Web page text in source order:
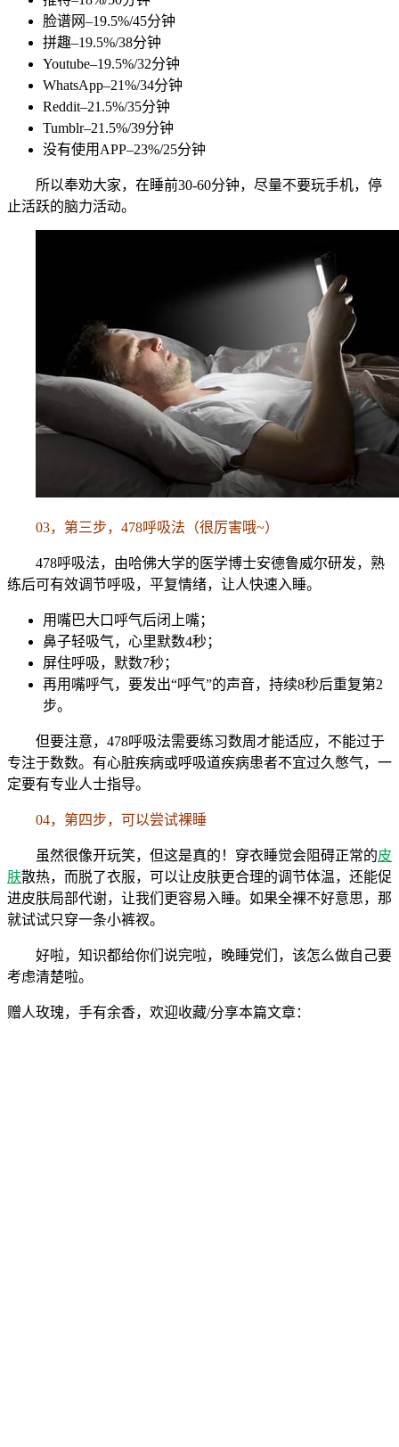
脸谱网–19.5%/45分钟
拼趣–19.5%/38分钟
Youtube–19.5%/32分钟
WhatsApp–21%/34分钟
Reddit–21.5%/35分钟
Tumblr–21.5%/39分钟
没有使用APP–23%/25分钟
所以奉劝大家，在睡前30-60分钟，尽量不要玩手机，停
止活跃的脑力活动。
03，第三步，478呼吸法（很厉害哦~）
478呼吸法，由哈佛大学的医学博士安德鲁威尔研发，熟
练后可有效调节呼吸，平复情绪，让人快速入睡。
用嘴巴大口呼气后闭上嘴；
鼻子轻吸气，心里默数4秒；
屏住呼吸，默数7秒；
再用嘴呼气，要发出“呼气”的声音，持续8秒后重复第2
步。
但要注意，478呼吸法需要练习数周才能适应，不能过于
专注于数数。有心脏疾病或呼吸道疾病患者不宜过久憋气，一
定要有专业人士指导。
04，第四步，可以尝试裸睡
虽然很像开玩笑，但这是真的！穿衣睡觉会阻碍正常的皮
肤散热，而脱了衣服，可以让皮肤更合理的调节体温，还能促
进皮肤局部代谢，让我们更容易入睡。如果全裸不好意思，那
就试试只穿一条小裤衩。
好啦，知识都给你们说完啦，晚睡党们，该怎么做自己要
考虑清楚啦。
赠人玫瑰，手有余香，欢迎收藏/分享本篇文章：